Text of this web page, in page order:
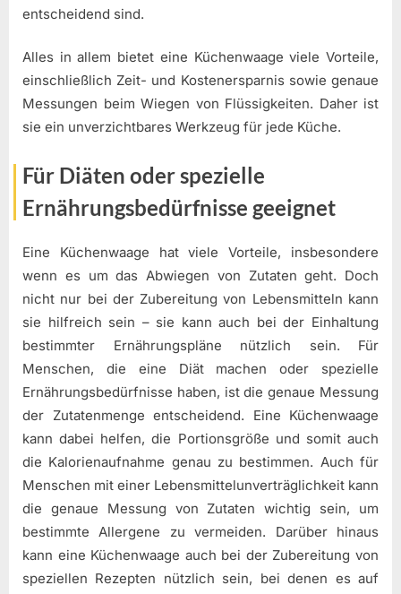
entscheidend sind.
Alles in allem bietet eine Küchenwaage viele Vorteile,
einschließlich Zeit- und Kostenersparnis sowie genaue
Messungen beim Wiegen von Flüssigkeiten. Daher ist
sie ein unverzichtbares Werkzeug für jede Küche.
Für Diäten oder spezielle
Ernährungsbedürfnisse geeignet
Eine Küchenwaage hat viele Vorteile, insbesondere
wenn es um das Abwiegen von Zutaten geht. Doch
nicht nur bei der Zubereitung von Lebensmitteln kann
sie hilfreich sein – sie kann auch bei der Einhaltung
bestimmter Ernährungspläne nützlich sein. Für
Menschen, die eine Diät machen oder spezielle
Ernährungsbedürfnisse haben, ist die genaue Messung
der Zutatenmenge entscheidend. Eine Küchenwaage
kann dabei helfen, die Portionsgröße und somit auch
die Kalorienaufnahme genau zu bestimmen. Auch für
Menschen mit einer Lebensmittelunverträglichkeit kann
die genaue Messung von Zutaten wichtig sein, um
bestimmte Allergene zu vermeiden. Darüber hinaus
kann eine Küchenwaage auch bei der Zubereitung von
speziellen Rezepten nützlich sein, bei denen es auf